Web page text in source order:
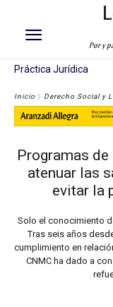
Por y
Práctica Jurídica
Inicio Derecho Social y
Programas
atenuar las
evitar la
Solo el conocimiento
Tras seis años
cumplimiento en
CNMC ha dado a